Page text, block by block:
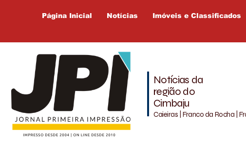
Página Inicial Notícias Imóveis e Classificados
Notícias da
região do
Cimbaju
Caieiras | Franco da Rocha |